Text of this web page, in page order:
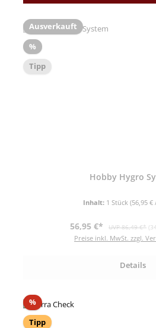
Ausverkauft
%Rabatt
Tipp
Hobby Hygro
Inhalt: 1 Stück (56,95 €
Verkaufspreis:
56,95 €* Regulärer Preis:
UVP 86,49 €*
Preise inkl. MwSt. zzgl.
Details
%Rabatt
Tipp